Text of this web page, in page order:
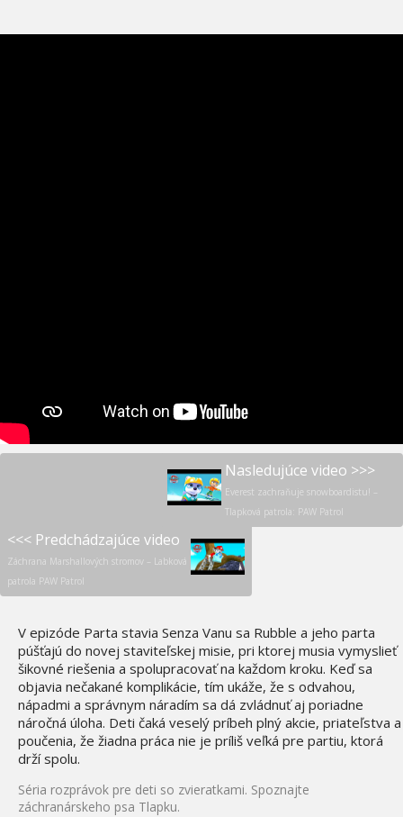
Nasledujúce video >>>
Everest zachraňuje snowboardistu! –
Tlapková patrola: PAW Patrol
<<< Predchádzajúce video
Záchrana Marshallových stromov – Labková
patrola PAW Patrol
V epizóde Parta stavia Senza Vanu sa Rubble a jeho parta
púšťajú do novej staviteľskej misie, pri ktorej musia vymyslieť
šikovné riešenia a spolupracovať na každom kroku. Keď sa
objavia nečakané komplikácie, tím ukáže, že s odvahou,
nápadmi a správnym náradím sa dá zvládnuť aj poriadne
náročná úloha. Deti čaká veselý príbeh plný akcie, priateľstva a
poučenia, že žiadna práca nie je príliš veľká pre partiu, ktorá
drží spolu.
Séria rozprávok pre deti so zvieratkami. Spoznajte
záchranárskeho psa Tlapku.